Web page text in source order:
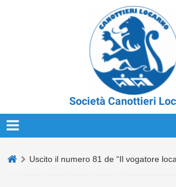
Società Canottieri
Uscito il numero 81 de “Il vogatore